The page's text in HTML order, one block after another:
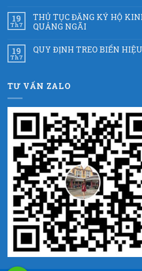
19
Th7
THỦ TỤC ĐĂNG KÝ HỘ
QUẢNG NGÃI
19
Th7
QUY ĐỊNH TREO BIỂN
TƯ VẤN ZALO